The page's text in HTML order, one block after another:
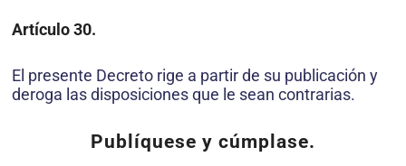
Artículo 30.
El presente Decreto rige a partir de su publicación y
deroga las disposiciones que le sean contrarias.
Publíquese y cúmplase.